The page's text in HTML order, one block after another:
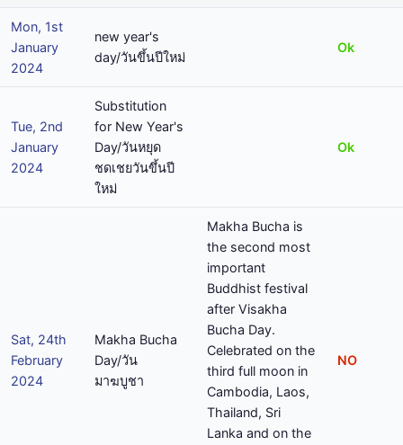
Mon, 1st
January
2024
new year's
day/วันขึ้นปีใหม่
Ok
Tue, 2nd
January
2024
Substitution
for New Year's
Day/วันหยุด
ชดเชยวันขึ้นปี
ใหม่
Ok
Sat, 24th
February
2024
Makha Bucha
Day/วัน
มาฆบูชา
Makha Bucha is
the second most
important
Buddhist festival
after Visakha
Bucha Day.
Celebrated on the
third full moon in
Cambodia, Laos,
Thailand, Sri
Lanka and on the
NO